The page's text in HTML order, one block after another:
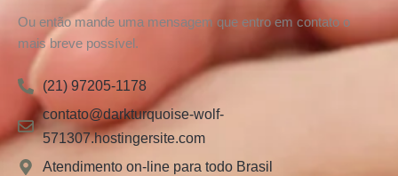
Ou então mande uma mensagem que entro em contato o
mais breve possível.
(21) 97205-1178
contato@darkturquoise-wolf-
571307.hostingersite.com
Atendimento on-line para todo Brasil